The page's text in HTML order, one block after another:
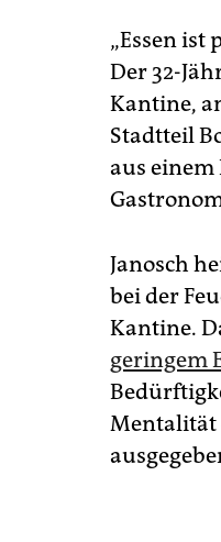
„Essen ist
Der 32-
Kantine,
Stadtteil
aus einem
Janosch
bei der
Kantine.
geringem
Mentalität